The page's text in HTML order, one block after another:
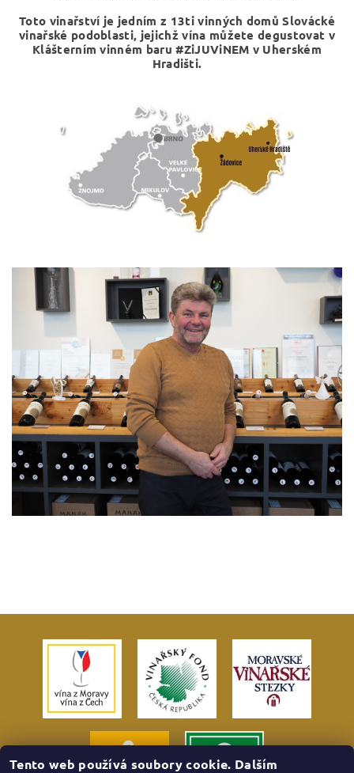
Toto vinařství je jedním z 13ti vinných domů Slovácké
vinařské podoblasti, jejichž vína můžete degustovat v
Klášterním vinném baru #ZiJUViNEM v Uherském
Hradišti.
Tento web používá soubory cookie. Dalším